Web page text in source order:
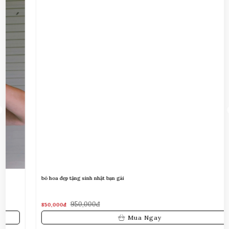
Nguyễn Minh Hiếu đã mua sản phẩm Kệ Hoa Tang Lễ Cao
9 cành
Nguyễn Thanh Bình đã mua sản phẩm Bó hoa dâu tây kết
hợp Cherry
Bùi Đức Trung đã mua sản phẩm Lẵng hoa sen đá
09/08/2026
bó hoa đẹp tặng sinh nhật bạn gái
850,000đ 950,000đ
Mua Ngay